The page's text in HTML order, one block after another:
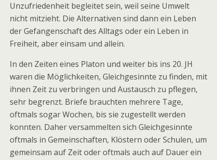
Unzufriedenheit begleitet sein, weil seine Umwelt
nicht mitzieht. Die Alternativen sind dann ein Leben
der Gefangenschaft des Alltags oder ein Leben in
Freiheit, aber einsam und allein.
In den Zeiten eines Platon und weiter bis ins 20. JH
waren die Möglichkeiten, Gleichgesinnte zu finden, mit
ihnen Zeit zu verbringen und Austausch zu pflegen,
sehr begrenzt. Briefe brauchten mehrere Tage,
oftmals sogar Wochen, bis sie zugestellt werden
konnten. Daher versammelten sich Gleichgesinnte
oftmals in Gemeinschaften, Klöstern oder Schulen, um
gemeinsam auf Zeit oder oftmals auch auf Dauer ein